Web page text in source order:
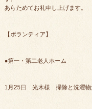
あらためてお礼申し上げます。
【ボランティア】
●第一・第二老人ホーム
1月25日 光木様 掃除と洗濯物